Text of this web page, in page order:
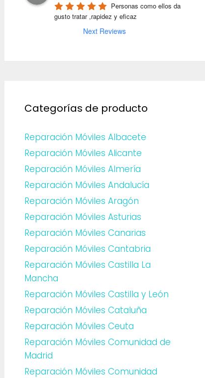
Personas como ellos da
gusto tratar ,rapidez y eficaz
Next Reviews
Categorías de producto
Reparación Móviles Albacete
Reparación Móviles Alicante
Reparación Móviles Almería
Reparación Móviles Andalucía
Reparación Móviles Aragón
Reparación Móviles Asturias
Reparación Móviles Canarias
Reparación Móviles Cantabria
Reparación Móviles Castilla La
Mancha
Reparación Móviles Castilla y León
Reparación Móviles Cataluña
Reparación Móviles Ceuta
Reparación Móviles Comunidad de
Madrid
Reparación Móviles Comunidad